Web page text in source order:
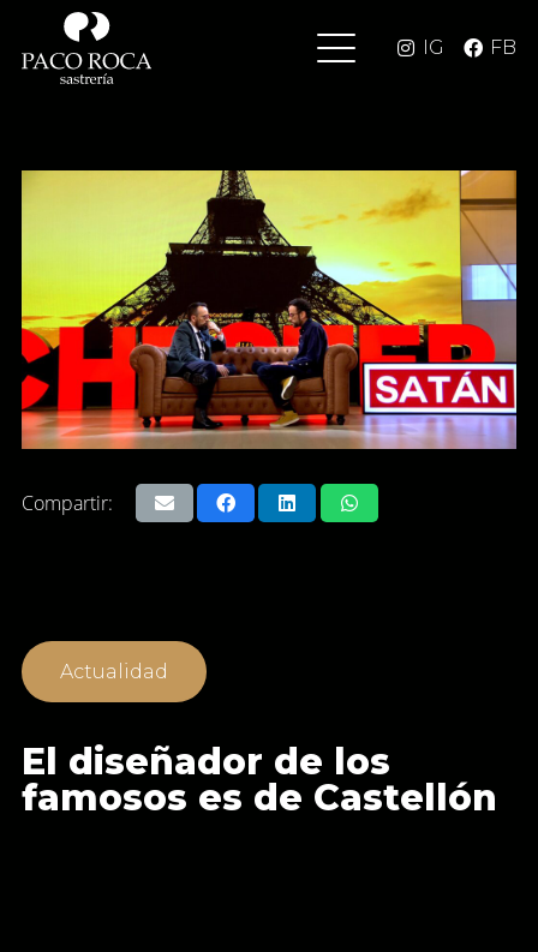
IG FB
Compartir:
Actualidad
El diseñador de los
famosos es de Castellón